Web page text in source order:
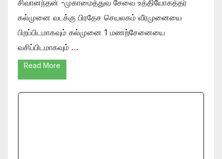
சிவானந்தன் -முகாமைத்துவ சேவை உத்தியோகத்தர்
கல்முனை வடக்கு பிரதேச செயலகம் வீரமுனையை
பிறப்பிடமாகவும் கல்முனை 1 மணற்சேனையை
வசிப்பிடமாகவும் …
Read More